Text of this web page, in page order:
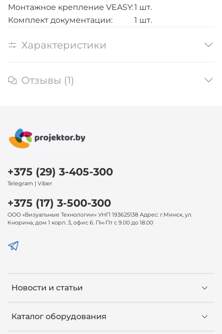
Монтажное крепление VEASY:1 шт.
Комплект документации:
1 шт.
Характеристики
Отзывы (1)
Новости и статьи
Каталог оборудования
+375 (29) 3-405-300
Telegram | Viber
+375 (17) 3-500-300
ООО «Визуальные Технологии» УНП 193625138 Адрес: г.Минск, ул.
Кнорина, дом 1 корп. 3, офис 6. Пн-Пт с 9.00 до 18.00